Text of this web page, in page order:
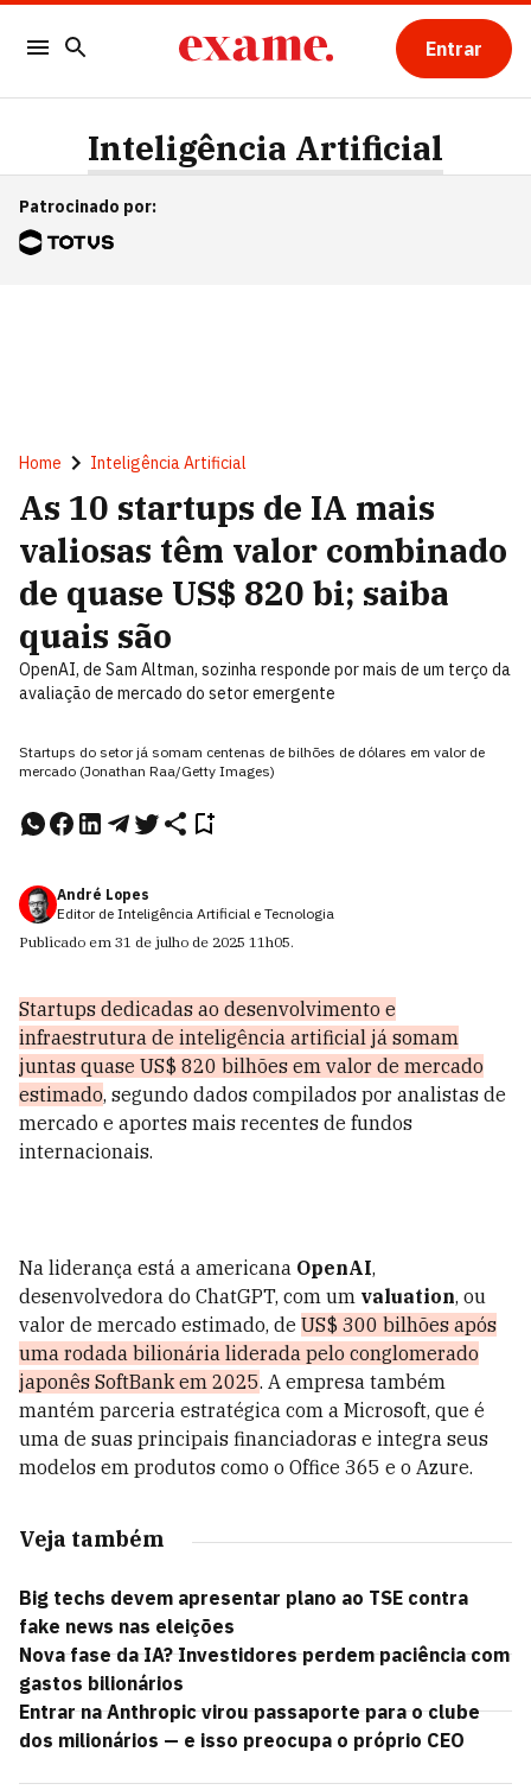
Entrar
Inteligência Artificial
Patrocinado por:
Home Inteligência Artificial
As 10 startups de IA mais
valiosas têm valor combinado
de quase US$ 820 bi; saiba
quais são
OpenAI, de Sam Altman, sozinha responde por mais de um terço da
avaliação de mercado do setor emergente
Startups do setor já somam centenas de bilhões de dólares em valor de
mercado (Jonathan Raa/Getty Images)
André Lopes
Editor de Inteligência Artificial e Tecnologia
Publicado em 31 de julho de 2025 11h05.
Startups dedicadas ao desenvolvimento e
infraestrutura de inteligência artificial já somam
juntas quase US$ 820 bilhões em valor de mercado
estimado, segundo dados compilados por analistas de
mercado e aportes mais recentes de fundos
internacionais.
Na liderança está a americana OpenAI,
desenvolvedora do ChatGPT, com um valuation, ou
valor de mercado estimado, de US$ 300 bilhões após
uma rodada bilionária liderada pelo conglomerado
japonês SoftBank em 2025. A empresa também
mantém parceria estratégica com a Microsoft, que é
uma de suas principais financiadoras e integra seus
modelos em produtos como o Office 365 e o Azure.
Veja também
Big techs devem apresentar plano ao TSE contra
fake news nas eleições
Nova fase da IA? Investidores perdem paciência com
gastos bilionários
Entrar na Anthropic virou passaporte para o clube
dos milionários — e isso preocupa o próprio CEO